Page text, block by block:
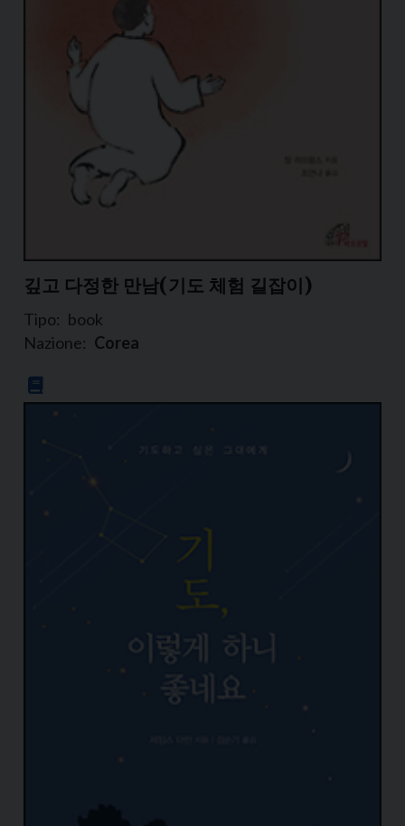
깊고 다정한 만남(기도 체험 길잡이)
Tipo: book
Nazione: Corea